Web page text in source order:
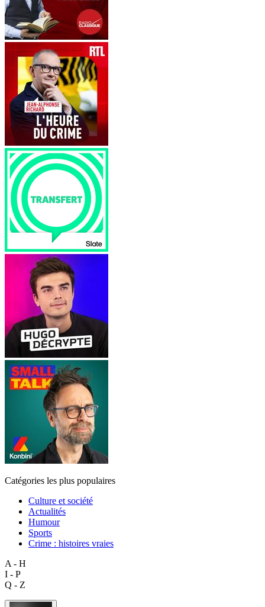
Catégories les plus populaires
Culture et société
Actualités
Humour
Sports
Crime : histoires vraies
A - H
I - P
Q - Z